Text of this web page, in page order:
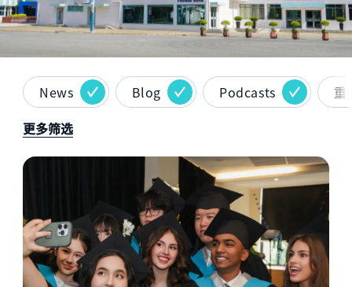
News Blog Podcasts
重
更多筛选